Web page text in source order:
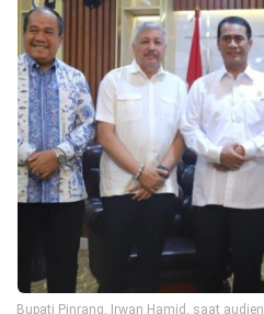
©
Copyright
2026
lensasulsel.com
.
All
Right
Reserved
Bupati Pinrang, Irwan Hamid, saat